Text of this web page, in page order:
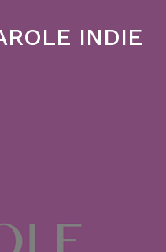
INDIE